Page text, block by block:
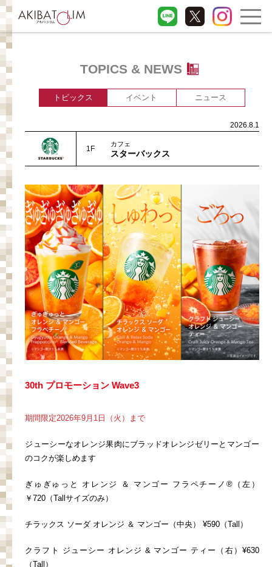
TOPICS & NEWS
トピックス イベント ニュース
2026.8.1
1F
カフェ
スターバックス
30th プロモーション Wave3
期間限定2026年9月1日（火）まで
ジューシーなオレンジ果肉にブラッドオレンジゼリーとマンゴー
のコクが楽しめます
ぎゅぎゅっと オレンジ ＆ マンゴー フラペチーノ®（左）
￥720（Tallサイズのみ）
チラックス ソーダ オレンジ ＆ マンゴー（中央） ¥590（Tall）
クラフト ジューシー オレンジ & マンゴー ティー（右）¥630
（Tall）